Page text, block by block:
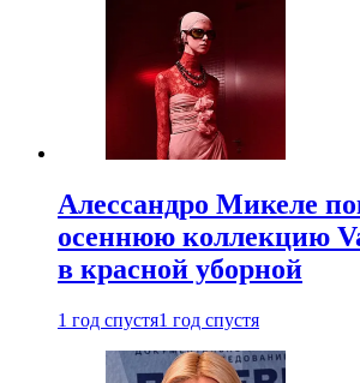
Алессандро Микеле
осеннюю коллекцию
в красной уборной
1 год спустя1 год спустя